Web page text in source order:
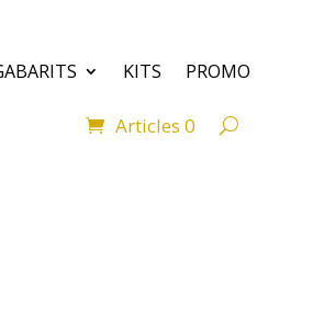
KITS PROMO
Articles 0